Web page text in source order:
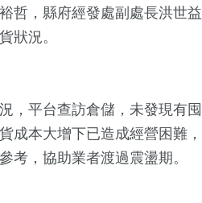
哲，縣府經發處副處長洪世益
狀況。
，平台查訪倉儲，未發現有囤
成本大增下已造成經營困難，
考，協助業者渡過震盪期。